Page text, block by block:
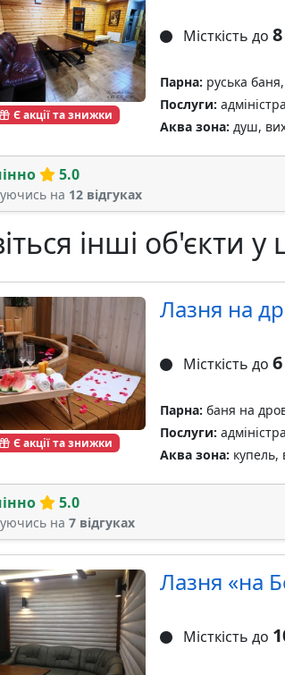
Є акції та знижки
Місткість до 8
Парна: руська
Послуги:
Аква зона: душ,
5.0
на 12 відгуках
інші об'єкти у
Є акції та знижки
Лазня на
Місткість до 6
Парна: баня на
Послуги:
Аква зона: купель,
5.0
на 7 відгуках
Лазня «на
Місткість до